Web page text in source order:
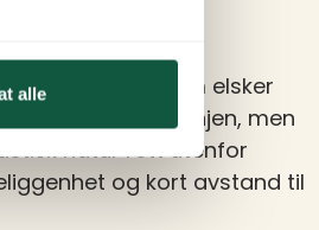
alle
for deg som elsker
utsikt til strandlinjen, men
natur rett utenfor
og kort avstand til